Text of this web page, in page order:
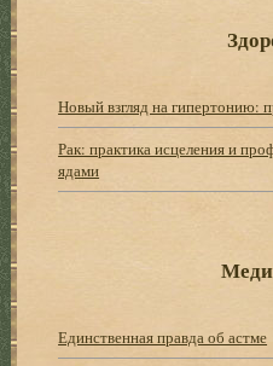
Новый взгляд на гипертонию:
Рак: практика исцеления и
ядами
Единственная правда об астме